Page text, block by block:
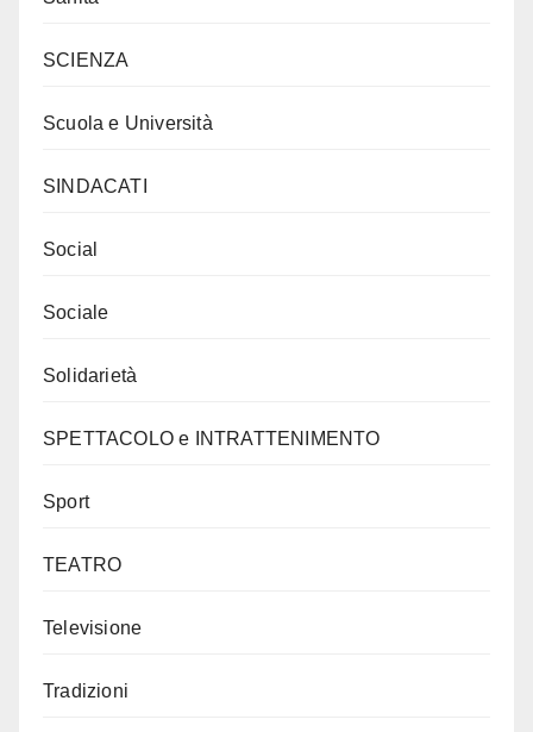
SCIENZA
Scuola e Università
SINDACATI
Social
Sociale
Solidarietà
SPETTACOLO e INTRATTENIMENTO
Sport
TEATRO
Televisione
Tradizioni